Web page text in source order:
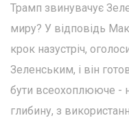
Трамп звинувачує
миру? У відповідь
крок назустріч,
Зеленським, і він
бути всеохоплююче -
глибину, з